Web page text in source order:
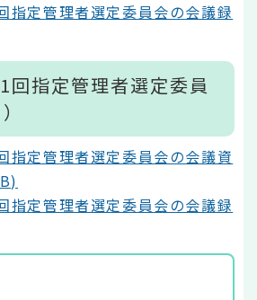
指定管理者選定委員会の会議録
回指定管理者選定委員
指定管理者選定委員会の会議資
指定管理者選定委員会の会議録